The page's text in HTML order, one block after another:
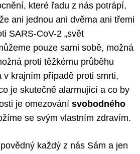
které řadu z nás potrápí,
ani jednou ani dvěma ani třemi
SARS-CoV-2 „svět
pouze sami sobě, možná
proti těžkému průběhu
v krajním případě proti smrti,
je skutečně alarmující a co by
je omezování svobodného
se svým vlastním zdravím.
každý z nás Sám a jen